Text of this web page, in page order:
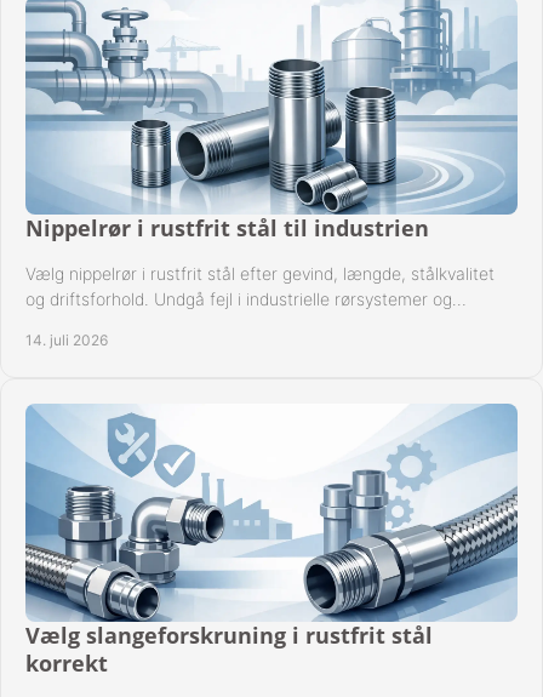
Nippelrør i rustfrit stål til industrien
Vælg nippelrør i rustfrit stål efter gevind, længde, stålkvalitet
og driftsforhold. Undgå fejl i industrielle rørsystemer og
14. juli 2026
Vælg slangeforskruning i rustfrit stål
korrekt